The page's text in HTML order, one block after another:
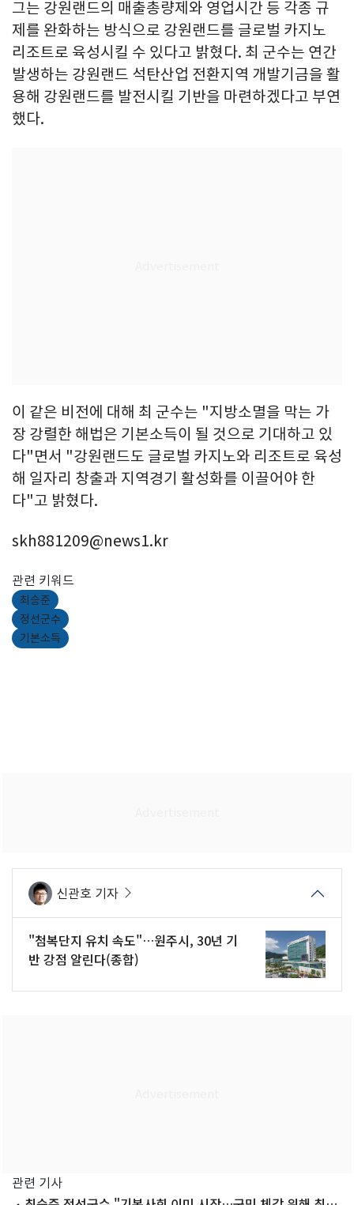
그는 강원랜드의 매출총량제와 영업시간 등 각종 규
제를 완화하는 방식으로 강원랜드를 글로벌 카지노
리조트로 육성시킬 수 있다고 밝혔다. 최 군수는 연간
발생하는 강원랜드 석탄산업 전환지역 개발기금을 활
용해 강원랜드를 발전시킬 기반을 마련하겠다고 부연
했다.
이 같은 비전에 대해 최 군수는 "지방소멸을 막는 가
장 강렬한 해법은 기본소득이 될 것으로 기대하고 있
다"면서 "강원랜드도 글로벌 카지노와 리조트로 육성
해 일자리 창출과 지역경기 활성화를 이끌어야 한
다"고 밝혔다.
skh881209@news1.kr
관련 키워드
최승준
정선군수
기본소득
신관호 기자
"첨복단지 유치 속도"…원주시, 30년 기
반 강점 알린다(종합)
관련 기사